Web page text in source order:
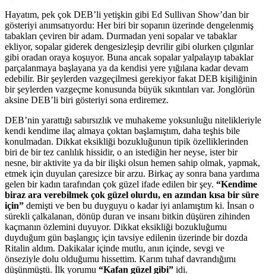
Hayatım, pek çok DEB’li yetişkin gibi Ed Sullivan Show’dan bir
gösteriyi anımsatıyordu: Her biri bir sopanın üzerinde dengelenmiş
tabakları çeviren bir adam. Durmadan yeni sopalar ve tabaklar
ekliyor, sopalar giderek dengesizleşip devrilir gibi olurken çılgınlar
gibi oradan oraya koşuyor. Buna ancak sopalar yalpalayıp tabaklar
parçalanmaya başlayana ya da kendisi yere yığılana kadar devam
edebilir. Bir şeylerden vazgeçilmesi gerekiyor fakat DEB kişiliğinin
bir şeylerden vazgeçme konusunda büyük sıkıntıları var. Jonglörün
aksine DEB’li biri gösteriyi sona erdiremez.
DEB’nin yarattığı sabırsızlık ve muhakeme yoksunluğu nitelikleriyle
kendi kendime ilaç almaya çoktan başlamıştım, daha teşhis bile
konulmadan. Dikkat eksikliği bozukluğunun tipik özelliklerinden
biri de bir tez canlılık hissidir, o an istediğin her neyse, ister bir
nesne, bir aktivite ya da bir ilişki olsun hemen sahip olmak, yapmak,
etmek için duyulan çaresizce bir arzu. Birkaç ay sonra bana yardıma
gelen bir kadın tarafından çok güzel ifade edilen bir şey. “Kendime
biraz ara verebilmek çok güzel olurdu, en azından kısa bir süre
için” demişti ve ben bu duyguyu o kadar iyi anlamıştım ki. İnsan o
sürekli çalkalanan, dönüp duran ve insanı bitkin düşüren zihinden
kaçmanın özlemini duyuyor. Dikkat eksikliği bozukluğumu
duyduğum gün başlangıç için tavsiye edilenin üzerinde bir dozda
Ritalin aldım. Dakikalar içinde mutlu, anın içinde, sevgi ve
önseziyle dolu olduğumu hissettim. Karım tuhaf davrandığımı
düşünmüştü. İlk yorumu “Kafan güzel gibi” idi.